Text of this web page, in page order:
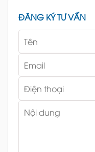
ĐĂNG KÝ TƯ VẤN